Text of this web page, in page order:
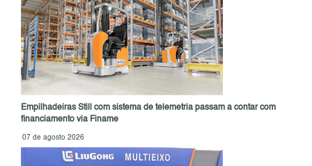
Empilhadeiras Still com sistema de telemetria passam a contar com
financiamento via Finame
07 de agosto 2026